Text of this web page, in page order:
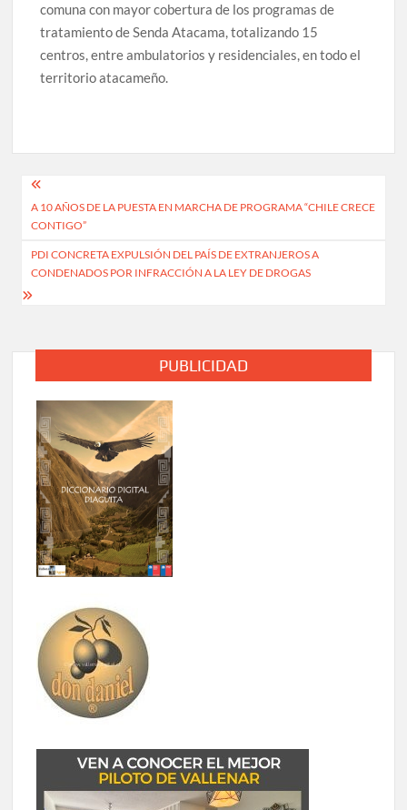
comuna con mayor cobertura de los programas de
tratamiento de Senda Atacama, totalizando 15
centros, entre ambulatorios y residenciales, en todo el
territorio atacameño.
Navegación
de
entradas
A 10 AÑOS DE LA PUESTA EN MARCHA DE PROGRAMA “CHILE CRECE
CONTIGO”
PDI CONCRETA EXPULSIÓN DEL PAÍS DE EXTRANJEROS A
CONDENADOS POR INFRACCIÓN A LA LEY DE DROGAS
PUBLICIDAD